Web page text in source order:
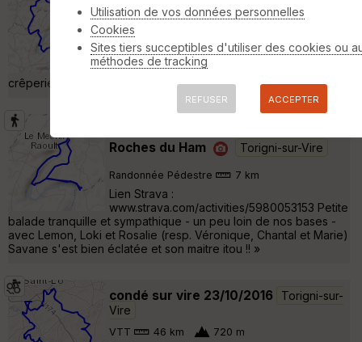
de Ham
Condé-sur-Vire
Randonnée Pédestre
Randonnée pédestre au départ de la base
de Canoé de Condé-sur-Vire . Bonne
crêperie à l'arrivée aux Roches du Ham . »
Roches du Ham
Torigni-sur-Vire
Randonnée Pédestre 7 km
Lien Strava :
www.strava.com/activities/5980053153 Petite
balade tranquille et sympathique - un peu loin de nos bases -
avec Lemon, Loki et Rosalie (resp. Véronique, Chantal et Marie)
Savane s'est bien éclatée et son maitre itou !! »
condé sur vire 23/10/2016
Torigni-sur-
Vire
VTT 46 km 720 m
Utilisation de vos données personnelles
Cookies
Sites tiers succeptibles d'utiliser des cookies ou
méthodes de tracking
REFUSER ACCEPTER